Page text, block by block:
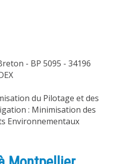
- BP 5095 - 34196
du Pilotage et des
: Minimisation des
Environnementaux